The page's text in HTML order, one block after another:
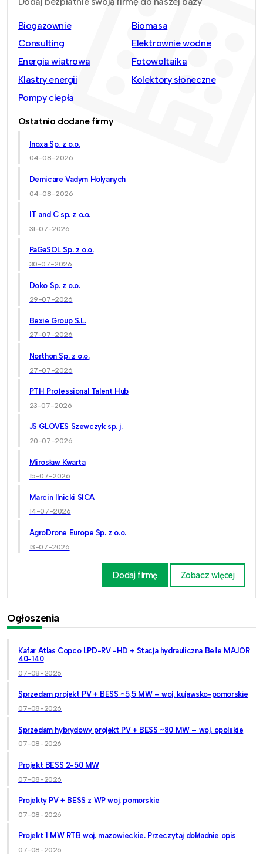
Biogazownie
Biomasa
Consulting
Elektrownie wodne
Energia wiatrowa
Fotowoltaika
Klastry energii
Kolektory słoneczne
Pompy ciepła
Ostatnio dodane firmy
Inoxa Sp. z o.o.
04-08-2026
Demicare Vadym Holyanych
04-08-2026
IT and C sp. z o.o.
31-07-2026
PaGaSOL Sp. z o.o.
30-07-2026
Doko Sp. z o.o.
29-07-2026
Bexie Group S.L.
27-07-2026
Northon Sp. z o.o.
27-07-2026
PTH Professional Talent Hub
23-07-2026
JS GLOVES Szewczyk sp. j.
20-07-2026
Mirosław Kwarta
15-07-2026
Marcin Ilnicki SICA
14-07-2026
AgroDrone Europe Sp. z o.o.
13-07-2026
Dodaj firmę Zobacz więcej
Ogłoszenia
Kafar Atlas Copco LPD-RV -HD + Stacja hydrauliczna Belle MAJOR
40-140
07-08-2026
Sprzedam projekt PV + BESS ~5,5 MW – woj. kujawsko-pomorskie
07-08-2026
Sprzedam hybrydowy projekt PV + BESS ~80 MW – woj. opolskie
07-08-2026
Projekt BESS 2-50 MW
07-08-2026
Projekty PV + BESS z WP woj. pomorskie
07-08-2026
Projekt 1 MW RTB woj. mazowieckie. Przeczytaj dokładnie opis
07-08-2026